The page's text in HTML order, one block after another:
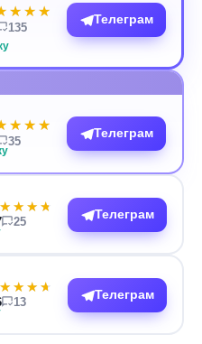
135
Телеграм
35
Телеграм
25
Телеграм
13
Телеграм